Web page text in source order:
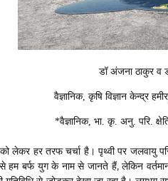
डॉ अंजना ठाकुर व
वैज्ञानिक, कृषि विज्ञान केन्द्र
*वैज्ञानिक, भा. कृ. अनु. परि.
लेकर हर तरफ चर्चा है। पृथ्वी पर जलवायु
बर्फ युग के नाम से जानते हैं, लेकिन